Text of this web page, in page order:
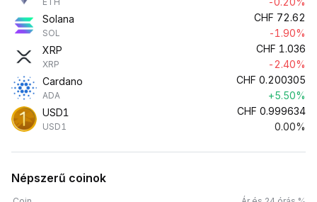
Solana
SOL
CHF 72.62
-1.90%
XRP
XRP
CHF 1.036
-2.40%
Cardano
ADA
CHF 0.200305
+5.50%
USD1
USD1
CHF 0.999634
0.00%
Népszerű coinok